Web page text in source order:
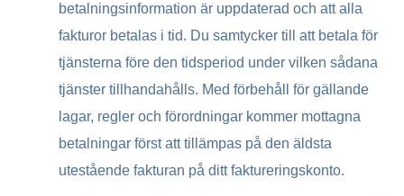
betalningsinformation är uppdaterad och att alla
fakturor betalas i tid. Du samtycker till att betala för
tjänsterna före den tidsperiod under vilken sådana
tjänster tillhandahålls. Med förbehåll för gällande
lagar, regler och förordningar kommer mottagna
betalningar först att tillämpas på den äldsta
utestående fakturan på ditt faktureringskonto.